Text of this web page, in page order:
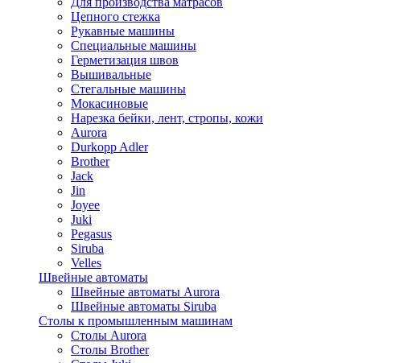
Цепного стежка
Рукавные машины
Специальные машины
Герметизация швов
Вышивальные
Стегальные машины
Мокасиновые
Нарезка бейки, лент, стропы, кожи
Aurora
Durkopp Adler
Brother
Jack
Jin
Joyee
Juki
Pegasus
Siruba
Velles
Швейные автоматы
Швейные автоматы Aurora
Швейные автоматы Siruba
Столы к промышленным машинам
Столы Aurora
Столы Brother